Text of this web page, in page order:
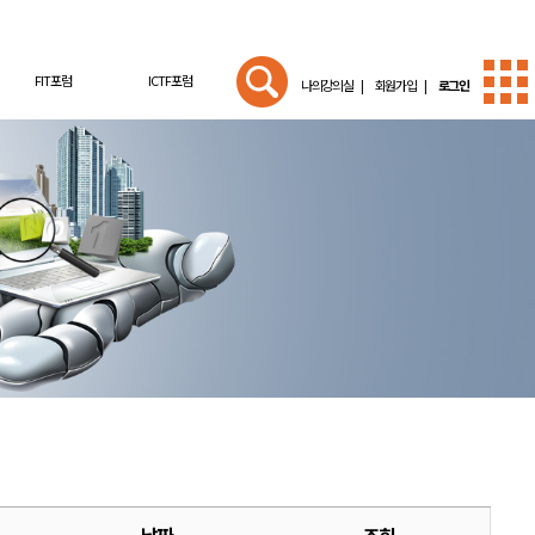
FIT포럼 ICTF포럼 나의강의실 | 회원가입 | 로그인